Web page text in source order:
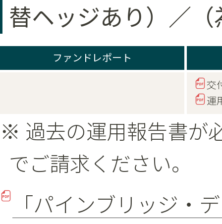
替ヘッジあり）／
ファンドレポート
交
運
※ 過去の運用報告書が
でご請求ください。
「パインブリッジ・